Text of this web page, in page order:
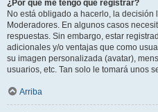
¿Por qué me tengo que registrar?
No está obligado a hacerlo, la decisión
Moderadores. En algunos casos
respuestas. Sin embargo, estar
adicionales y/o ventajas que como
su imagen personalizada (avatar),
usuarios, etc. Tan solo le tomará unos
Arriba